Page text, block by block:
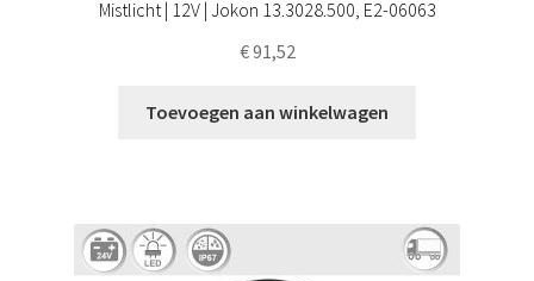
Mistlicht | 12V | Jokon 13.3028.500, E2-06063
€91,52
Toevoegen aan winkelwagen